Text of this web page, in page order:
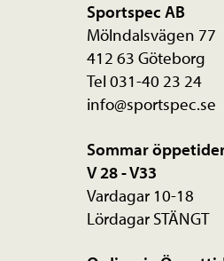
Sportspec AB
Mölndalsvägen 77
412 63 Göteborg
Tel 031-40 23 24
info@sportspec.se
Sommar
V 28 - V33
Vardagar 10-18
Lördagar STÄNGT